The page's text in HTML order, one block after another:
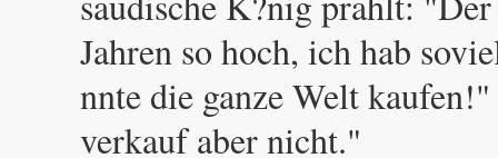
Jahren so hoch, ich hab
nnte die ganze Welt
verkauf aber nicht."